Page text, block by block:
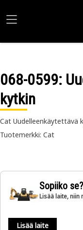
068-0599:
kytkin
Cat Uudelleenkäytettävä
Tuotemerkki: Cat
Sopiiko se?
Lisää laite,
Lisää laite